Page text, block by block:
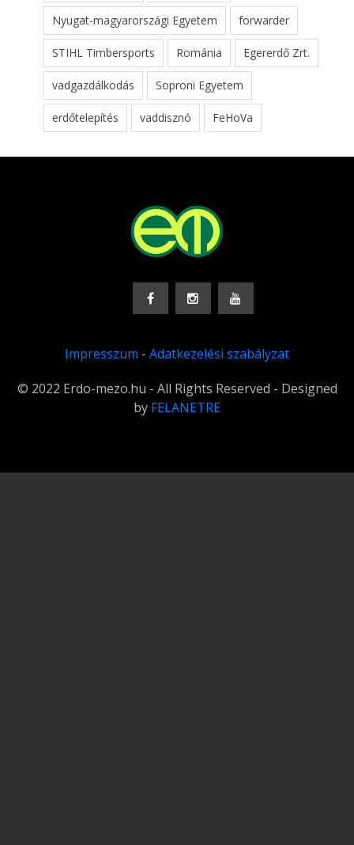
Nyugat-magyarországi Egyetem forwarder
STIHL Timbersports Románia Egererdő Zrt.
vadgazdálkodás Soproni Egyetem
erdőtelepítés vaddisznó FeHoVa
Impresszum - Adatkezelési szabályzat
© 2022 Erdo-mezo.hu - All Rights Reserved - Designed
by FELANETRE